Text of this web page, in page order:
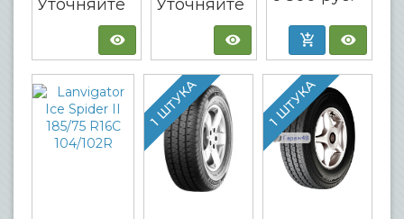
Уточняйте Уточняйте
1 ШТУКА 1 ШТУКА